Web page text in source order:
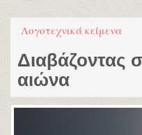
Λογοτεχνικά κείμενα
Διαβάζοντας
αιώνα